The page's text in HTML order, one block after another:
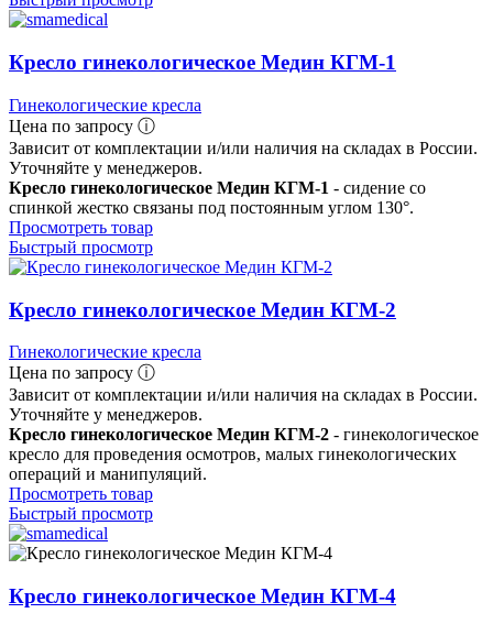
Кресло гинекологическое Медин КГМ-1
Гинекологические кресла
Цена по запросу ⓘ
Зависит от комплектации и/или наличия на складах в России.
Уточняйте у менеджеров.
Кресло гинекологическое Медин КГМ-1 - сидение со
спинкой жестко связаны под постоянным углом 130°.
Просмотреть товар
Быстрый просмотр
Кресло гинекологическое Медин КГМ-2
Гинекологические кресла
Цена по запросу ⓘ
Зависит от комплектации и/или наличия на складах в России.
Уточняйте у менеджеров.
Кресло гинекологическое Медин КГМ-2 - гинекологическое
кресло для проведения осмотров, малых гинекологических
операций и манипуляций.
Просмотреть товар
Быстрый просмотр
Кресло гинекологическое Медин КГМ-4